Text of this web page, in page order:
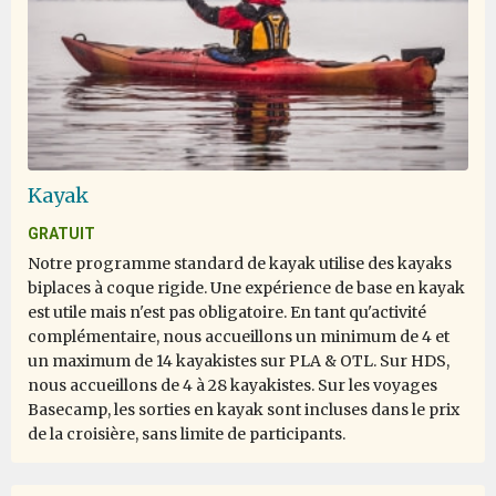
exciting as we were able to view the icy surroundings
from above and obtain some idea of the ever expanding
snowy scene. On the domestic scene our cabins were
warm, had ample space, and were kept tidy daily by the
staff. The food served in the galley was plentiful and
varied so nobody had the opportunity to go hungry. All
crew members from the Captain down were very
friendly and mixed happily with the passengers to
answer questions and keep us up to date with progress.
I think particular mention should be made of Pippa
whose professional approach soon marshalled the 100
or so passengers into a cohesive unit and to George
whose passion for the Antarctic and its environs proved
infectious. I would happily travel with Oceanwide
Expeditions again.
Kayak
GRATUIT
Notre programme standard de kayak utilise des kayaks
biplaces à coque rigide. Une expérience de base en kayak
est utile mais n'est pas obligatoire. En tant qu'activité
complémentaire, nous accueillons un minimum de 4 et
un maximum de 14 kayakistes sur PLA & OTL. Sur HDS,
nous accueillons de 4 à 28 kayakistes. Sur les voyages
Basecamp, les sorties en kayak sont incluses dans le prix
de la croisière, sans limite de participants.